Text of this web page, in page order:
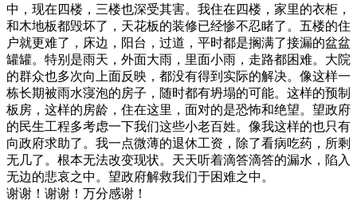
中，现在四楼，三楼也深受其害。我住在四楼，家里的衣柜，
和木地板都毁坏了，天花板的装修已经惨不忍睹了。五楼的住
户就更难了，床边，阳台，过道，平时都是搁满了接漏的盆盆
罐罐。特别是雨天，外面大雨，里面小雨，走路都困难。大院
的群众也多次向上面反映，都没有得到实际的解决。像这样一
栋长期被雨水寖泡的房子，随时都有坍塌的可能。这样的预制
板房，这样的房龄，住在这里，面对的是恐怖和绝望。望政府
的民生工程多考虑一下我们这些小老百姓。像我这样的也只有
向政府求助了。我一点微薄的退休工资，除了看病吃药，所剩
无几了。根本无法改变现状。天天听着滴答滴答的漏水，陷入
无边的悲哀之中。望政府解救我们于困难之中。
谢谢！谢谢！万分感谢！